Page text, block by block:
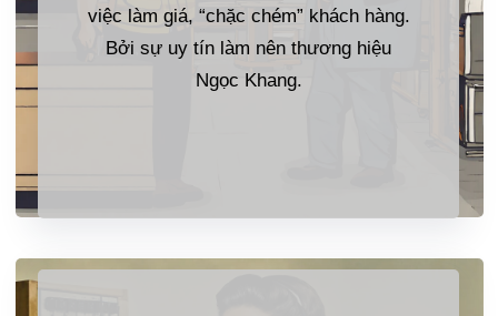
việc làm giá, “chặc chém” khách hàng.
Bởi sự uy tín làm nên thương hiệu
Ngọc Khang.